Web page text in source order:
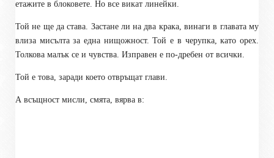
етажите в блоковете. Но все викат линейки.
Той не ще да става. Застане ли на два крака, винаги в главата му
влиза мисълта за една нищожност. Той е в черупка, като орех.
Толкова малък се и чувства. Изправен е по-дребен от всички.
Той е това, заради което отвръщат глави.
А всъщност мисли, смята, вярва в: